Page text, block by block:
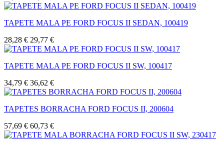
TAPETE MALA PE FORD FOCUS II SEDAN, 100419
28,28 € 29,77 €
TAPETE MALA PE FORD FOCUS II SW, 100417
34,79 € 36,62 €
TAPETES BORRACHA FORD FOCUS II, 200604
57,69 € 60,73 €